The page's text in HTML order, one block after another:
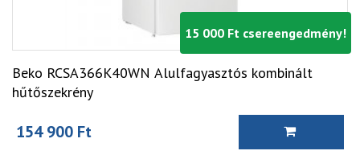
15 000 Ft csereengedmény!
Beko RCSA366K40WN Alulfagyasztós kombinált
hűtőszekrény
154 900 Ft